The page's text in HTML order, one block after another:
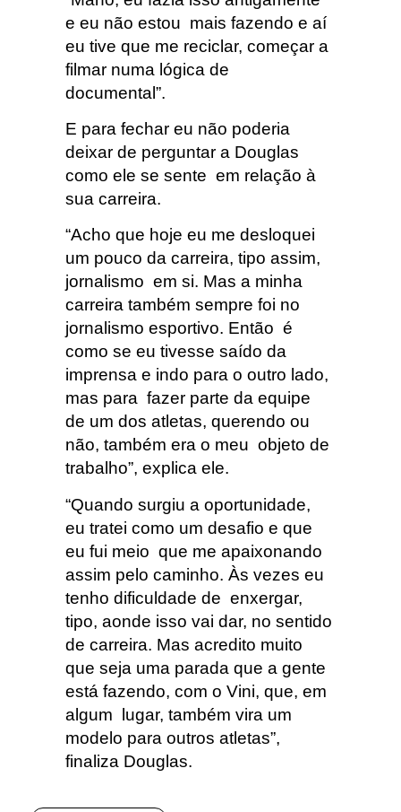
e eu não estou mais fazendo e aí
eu tive que me reciclar, começar a
filmar numa lógica de
documental”.
E para fechar eu não poderia
deixar de perguntar a Douglas
como ele se sente em relação à
sua carreira.
“Acho que hoje eu me desloquei
um pouco da carreira, tipo assim,
jornalismo em si. Mas a minha
carreira também sempre foi no
jornalismo esportivo. Então é
como se eu tivesse saído da
imprensa e indo para o outro lado,
mas para fazer parte da equipe
de um dos atletas, querendo ou
não, também era o meu objeto de
trabalho”, explica ele.
“Quando surgiu a oportunidade,
eu tratei como um desafio e que
eu fui meio que me apaixonando
assim pelo caminho. Às vezes eu
tenho dificuldade de enxergar,
tipo, aonde isso vai dar, no sentido
de carreira. Mas acredito muito
que seja uma parada que a gente
está fazendo, com o Vini, que, em
algum lugar, também vira um
modelo para outros atletas”,
finaliza Douglas.